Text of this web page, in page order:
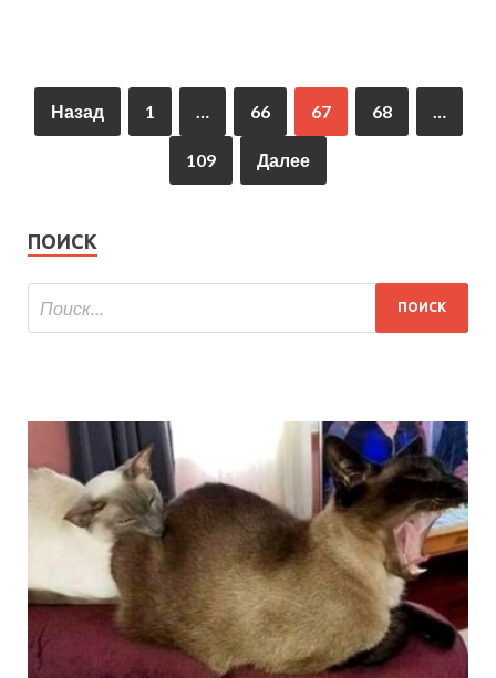
Назад 1 … 66 67 68 …
109 Далее
ПОИСК